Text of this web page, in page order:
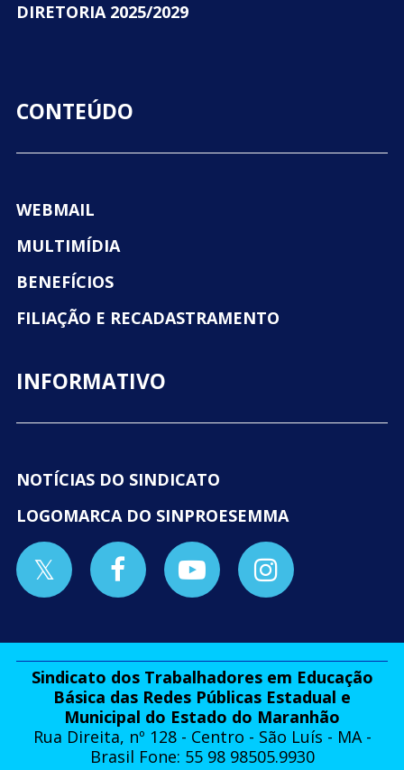
DIRETORIA 2025/2029
CONTEÚDO
WEBMAIL
MULTIMÍDIA
BENEFÍCIOS
FILIAÇÃO E RECADASTRAMENTO
INFORMATIVO
NOTÍCIAS DO SINDICATO
LOGOMARCA DO SINPROESEMMA
Sindicato dos Trabalhadores em Educação
Básica das Redes Públicas Estadual e
Municipal do Estado do Maranhão
Rua Direita, nº 128 - Centro - São Luís - MA -
Brasil Fone: 55 98 98505.9930